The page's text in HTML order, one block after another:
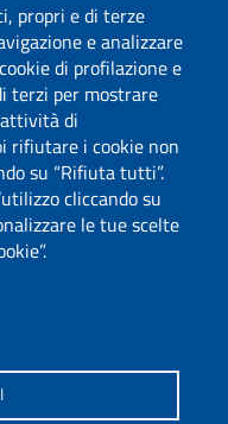
propri e di terze
e analizzare
di profilazione e
terzi per mostrare
di
rifiutare i cookie non
su “Rifiuta tutti”.
cliccando su
le tue scelte